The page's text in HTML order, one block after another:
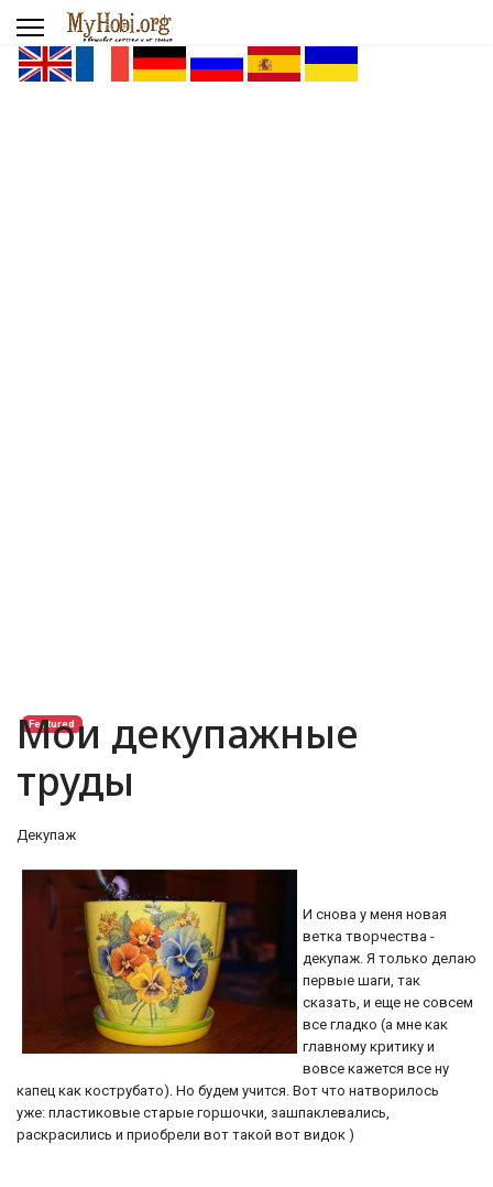
Featured
Мои декупажные
труды
Декупаж
И снова у меня новая
ветка творчества -
декупаж. Я только делаю
первые шаги, так
сказать, и еще не совсем
все гладко (а мне как
главному критику и
вовсе кажется все ну
капец как кострубато). Но будем учится. Вот что натворилось
уже: пластиковые старые горшочки, зашпаклевались,
раскрасились и приобрели вот такой вот видок )